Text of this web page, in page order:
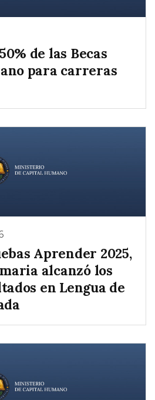
de las Becas
para carreras
Aprender 2025,
alcanzó los
en Lengua de